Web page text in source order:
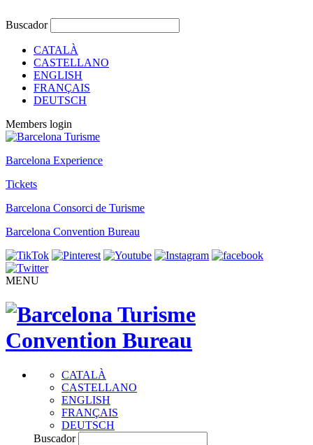
Buscador
CATALÀ
CASTELLANO
ENGLISH
FRANÇAIS
DEUTSCH
Members login
Barcelona Experience
Tickets
Barcelona Consorci de Turisme
Barcelona Convention Bureau
MENU
CATALÀ
CASTELLANO
ENGLISH
FRANÇAIS
DEUTSCH
Buscador